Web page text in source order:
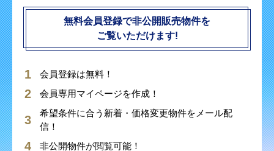
無料会員登録で非公開販売物件を
ご覧いただけます!
会員登録は無料！
会員専用マイページを作成！
希望条件に合う新着・価格変更物件をメール配
信！
非公開物件が閲覧可能！